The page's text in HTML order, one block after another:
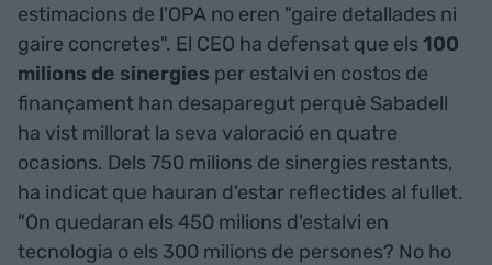
estimacions de l'OPA no eren "gaire detallades ni
gaire concretes". El CEO ha defensat que els100
milions de sinergies per estalvi en costos de
finançament han desaparegut perquè Sabadell
ha vist millorat la seva valoració en quatre
ocasions. Dels 750 milions de sinergies restants,
ha indicat que hauran d'estar reflectides al fullet.
"On quedaran els 450 milions d'estalvi en
tecnologia o els 300 milions de persones? No ho